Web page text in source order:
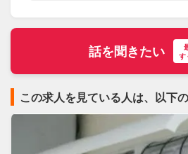
話を聞きたい
す
この求人を見ている人は、以下